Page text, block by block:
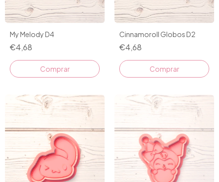
My Melody D4
€4,68
Comprar
Cinnamoroll Globos D2
€4,68
Comprar